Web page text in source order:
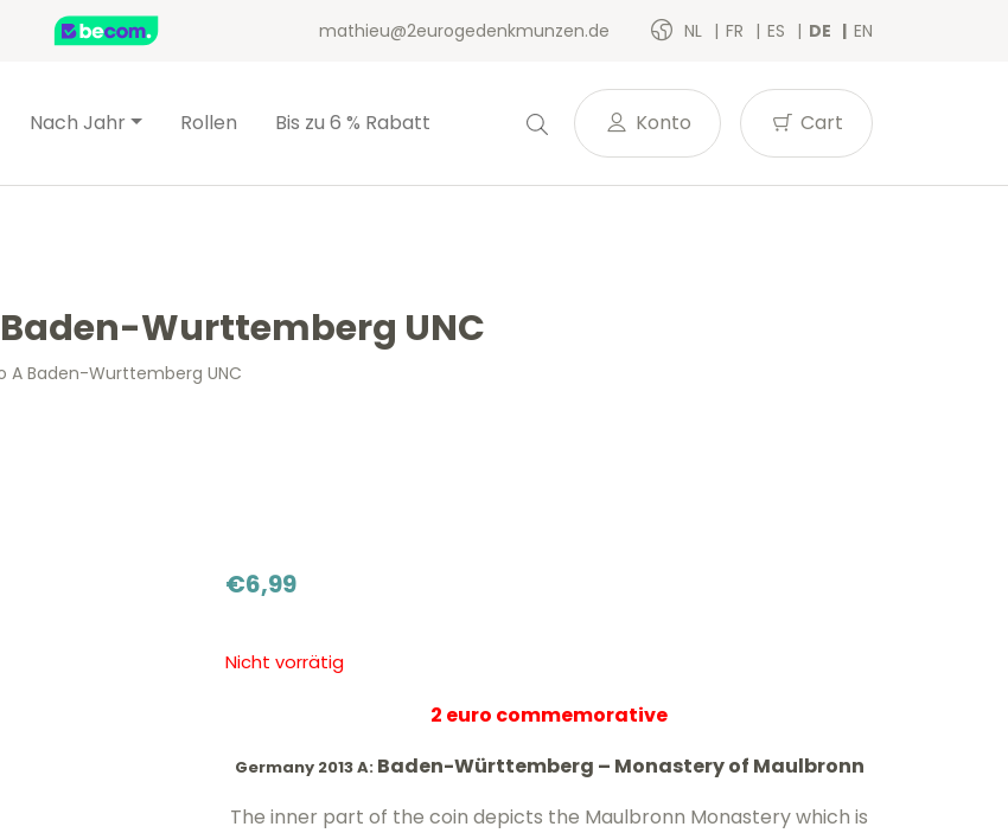
mathieu@2eurogedenkmunzen.de NL FR ES DE EN
Nach Jahr Rollen Bis zu 6 % Rabatt Konto Cart
Baden-Wurttemberg UNC
A Baden-Wurttemberg UNC
€6,99
Nicht vorrätig
2 euro commemorative
Germany 2013 A: Baden-Württemberg – Monasteryof Maulbronn
The inner part of the coin depicts the Maulbronn Monastery which is